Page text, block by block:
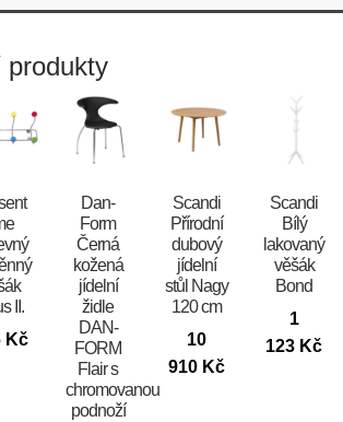
produkty
II.
Kč
​​​​​Dan-
Form
Černá
kožená
jídelní
židle
DAN-
FORM
Flair s
chromovanou
podnoží
Scandi
Přírodní
dubový
jídelní
stůl Nagy
120 cm
10
910 Kč
Scandi
Bílý
lakovaný
věšák
Bond
1
123 Kč